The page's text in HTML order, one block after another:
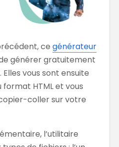
ce générateur
générer gratuitement
vous sont ensuite
HTML et vous
copier-coller sur votre
l’utilitaire